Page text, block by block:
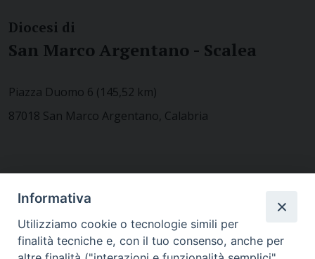
Diocesi di
San Marco Argentano - Scalea
Piazza Duomo 6 (145,52 km)
87018 San Marco Argentano, Calabria
MODULISTICA
Informativa
Utilizziamo cookie o tecnologie simili per
finalità tecniche e, con il tuo consenso, anche per